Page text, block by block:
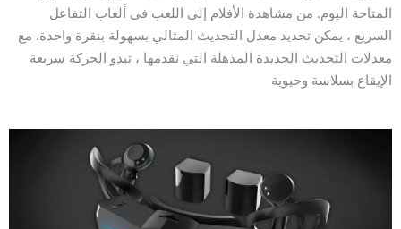
المتاحة اليوم. من مشاهدة الأفلام إلى اللعب في ألعاب التفاعل
السريع ، يمكن تحديد معدل التحديث المثالي بسهولة بنقرة واحدة. مع
معدلات التحديث الجديدة المذهلة التي نقدمها ، تبدو الحركة سريعة
الإيقاع بسلاسة وحيوية